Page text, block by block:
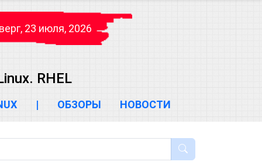
23 июля, 2026
RHEL
| ОБЗОРЫ НОВОСТИ